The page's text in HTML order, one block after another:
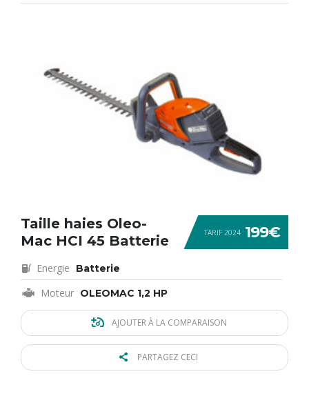
TARIF 2024 199€
Taille haies Oleo-
Mac HCI 45 Batterie
Energie Batterie
Moteur OLEOMAC 1,2 HP
AJOUTER À LA COMPARAISON
PARTAGEZ CECI